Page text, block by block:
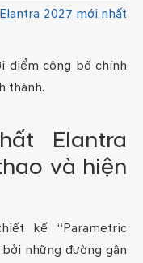
2027 mới nhất
điểm công bố chính
thành.
Elantra
và hiện
kế “Parametric
những đường gân